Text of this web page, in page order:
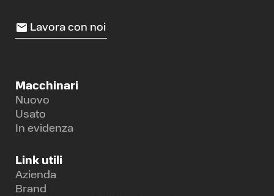
Lavora con noi
Macchinari
Nuovo
Usato
In evidenza
Link utili
Azienda
Brand